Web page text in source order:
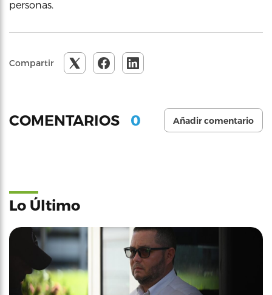
personas.
Compartir
COMENTARIOS 0 Añadir comentario
Lo Último